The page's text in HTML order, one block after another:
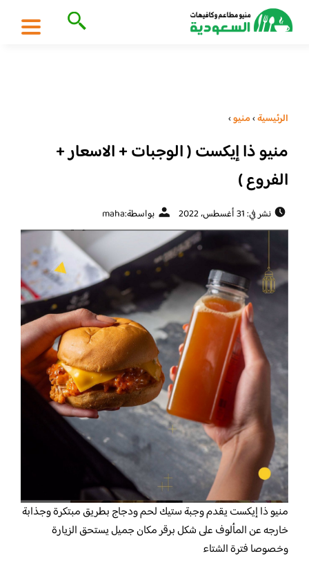
الرئيسية›منيو›
منيو ذا إيكست ( الوجبات + الاسعار +
الفروع )
نشر في: 31 أغسطس، 2022 بواسطة:maha
منيو ذا إيكستيقدم وجبة ستيك لحم ودجاج بطريق مبتكرة وجذابة
خارجه عن المألوف على شكل برقر مكان جميل يستحق الزيارة
وخصوصا فترة الشتاء